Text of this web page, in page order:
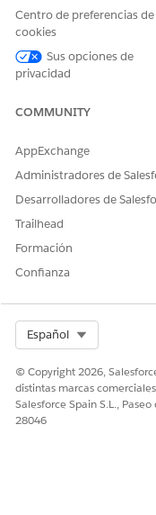
Este proceso de
manual al equipo de
para incluir lógica
gestores o realización
Integración
para admisión o
flujos personalizados
captura y se realiza la
Centro de preferencias de
cookies
Sus opciones de
privacidad
COMMUNITY
AppExchange
Administradores de
Desarrolladores de
Trailhead
Formación
Confianza
Español
© Copyright 2026,
distintas marcas
Salesforce Spain S.L.,
28046